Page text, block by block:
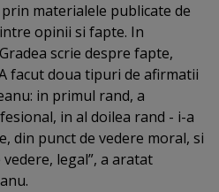
materialele publicate de
opinii si fapte. In
scrie despre fapte,
facut doua tipuri de afirmatii
in primul rand, a
in al doilea rand - i-a
din punct de vedere moral, si
legal”, a aratat